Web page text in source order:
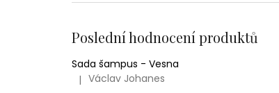
Poslední hodnocení produktů
Sada šampus - Vesna
Hodnocení produktu je 5 z 5 hvězdiček.
| Václav Johanes